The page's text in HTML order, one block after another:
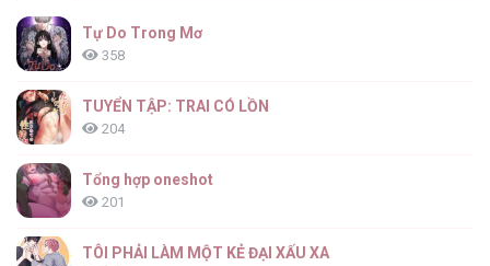
Tự Do Trong Mơ
358
TUYỂN TẬP: TRAI CÓ LỒN
204
Tổng hợp oneshot
201
TÔI PHẢI LÀM MỘT KẺ ĐẠI XẤU XA